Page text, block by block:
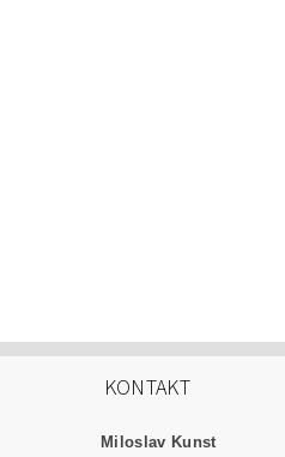
KONTAKT
Miloslav Kunst